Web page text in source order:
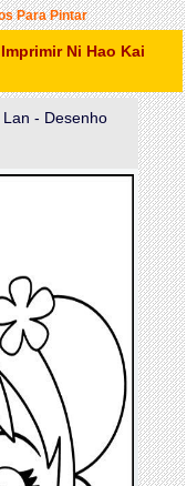
Para Pintar
Ni Hao Kai
- Desenho